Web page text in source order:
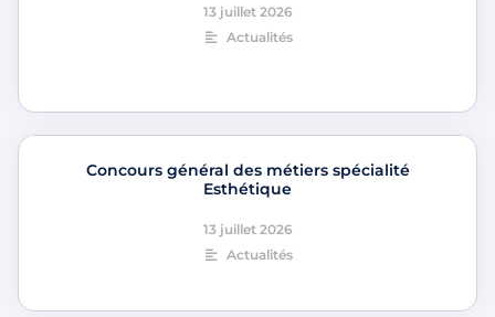
13 juillet 2026
Actualités
Concours général des métiers spécialité
Esthétique
13 juillet 2026
Actualités